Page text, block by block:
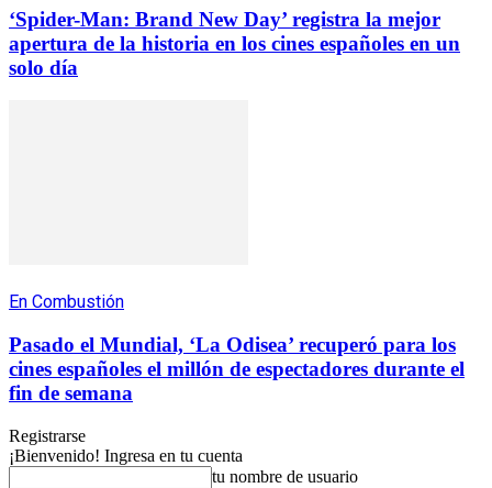
‘Spider-Man: Brand New Day’ registra la mejor
apertura de la historia en los cines españoles en un
solo día
En Combustión
Pasado el Mundial, ‘La Odisea’ recuperó para los
cines españoles el millón de espectadores durante el
fin de semana
Registrarse
¡Bienvenido! Ingresa en tu cuenta
tu nombre de usuario